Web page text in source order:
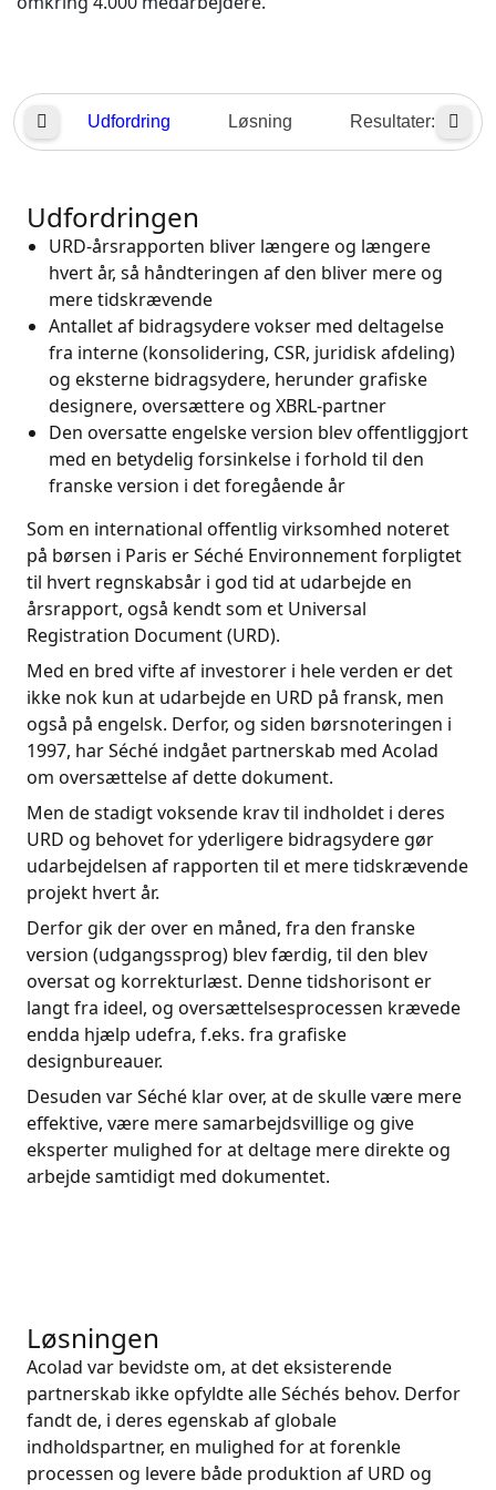
Finans
Juridisk
Offentlige Institutioner
Forsvar & Sikkerhed
Alle brancher
Udfordring Løsning Resultater:
Udfordringen
URD-årsrapporten bliver længere og længere
hvert år, så håndteringen af den bliver mere og
mere tidskrævende
Antallet af bidragsydere vokser med deltagelse
fra interne (konsolidering, CSR, juridisk afdeling)
og eksterne bidragsydere, herunder grafiske
designere, oversættere og XBRL-partner
Den oversatte engelske version blev offentliggjort
med en betydelig forsinkelse i forhold til den
franske version i det foregående år
Som en international offentlig virksomhed noteret
på børsen i Paris er Séché Environnement forpligtet
til hvert regnskabsår i god tid at udarbejde en
årsrapport, også kendt som et Universal
Registration Document (URD).
Med en bred vifte af investorer i hele verden er det
ikke nok kun at udarbejde en URD på fransk, men
også på engelsk. Derfor, og siden børsnoteringen i
1997, har Séché indgået partnerskab med Acolad
om oversættelse af dette dokument.
Men de stadigt voksende krav til indholdet i deres
URD og behovet for yderligere bidragsydere gør
udarbejdelsen af rapporten til et mere tidskrævende
projekt hvert år.
Derfor gik der over en måned, fra den franske
version (udgangssprog) blev færdig, til den blev
oversat og korrekturlæst. Denne tidshorisont er
langt fra ideel, og oversættelsesprocessen krævede
endda hjælp udefra, f.eks. fra grafiske
designbureauer.
Desuden var Séché klar over, at de skulle være mere
effektive, være mere samarbejdsvillige og give
eksperter mulighed for at deltage mere direkte og
arbejde samtidigt med dokumentet.
Løsningen
Acolad var bevidste om, at det eksisterende
partnerskab ikke opfyldte alle Séchés behov. Derfor
fandt de, i deres egenskab af globale
indholdspartner, en mulighed for at forenkle
processen og levere både produktion af URD og